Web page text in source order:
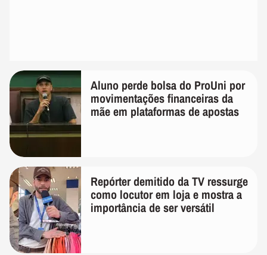
Aluno perde bolsa do ProUni por
movimentações financeiras da
mãe em plataformas de apostas
Repórter demitido da TV ressurge
como locutor em loja e mostra a
importância de ser versátil